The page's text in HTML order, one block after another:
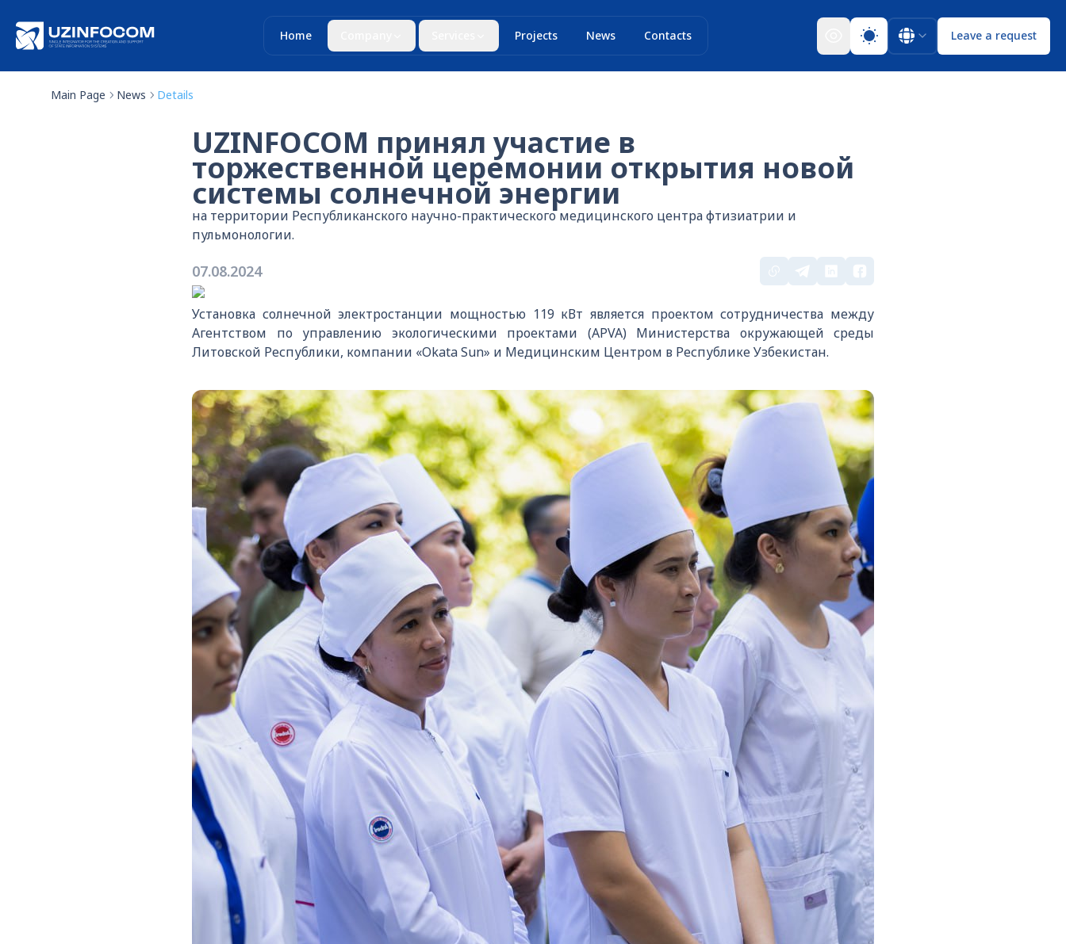
Home Projects News Contacts Leave a request
Main Page News Details
UZINFOCOM принял участие в
торжественной церемонии открытия новой
системы солнечной энергии
на территории Республиканского научно-практического медицинского центра фтизиатрии и
пульмонологии.
07.08.2024
Установка солнечной электростанции мощностью 119 кВт является проектом сотрудничества между
Агентством по управлению экологическими проектами (APVA) Министерства окружающей среды
Литовской Республики, компании «Okata Sun» и Медицинским Центром в Республике Узбекистан.